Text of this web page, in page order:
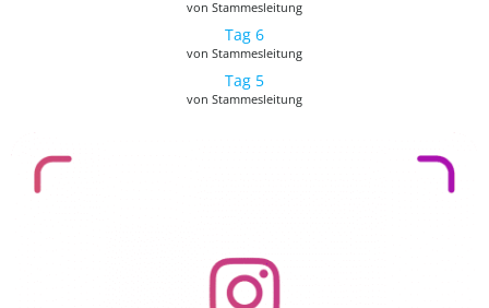
von Stammesleitung
Tag 6
von Stammesleitung
Tag 5
von Stammesleitung